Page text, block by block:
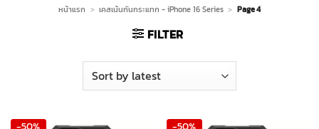
หน้าแรก > เคสเน้นกันกระแทก - iPhone 16 Series > Page 4
FILTER